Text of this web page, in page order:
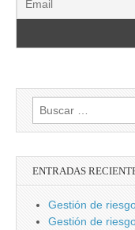
Buscar:
ENTRADAS
Gestión de
Gestión de